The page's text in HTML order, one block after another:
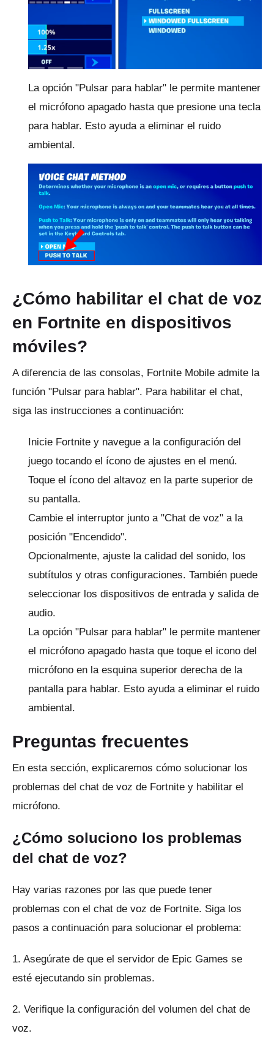
La opción "Pulsar para hablar" le permite mantener
el micrófono apagado hasta que presione una tecla
para hablar. Esto ayuda a eliminar el ruido
ambiental.
¿Cómo habilitar el chat de voz
en Fortnite en dispositivos
móviles?
A diferencia de las consolas, Fortnite Mobile admite la
función "Pulsar para hablar". Para habilitar el chat,
siga las instrucciones a continuación:
Inicie Fortnite y navegue a la configuración del
juego tocando el ícono de ajustes en el menú.
Toque el ícono del altavoz en la parte superior de
su pantalla.
Cambie el interruptor junto a "Chat de voz" a la
posición "Encendido".
Opcionalmente, ajuste la calidad del sonido, los
subtítulos y otras configuraciones. También puede
seleccionar los dispositivos de entrada y salida de
audio.
La opción "Pulsar para hablar" le permite mantener
el micrófono apagado hasta que toque el icono del
micrófono en la esquina superior derecha de la
pantalla para hablar. Esto ayuda a eliminar el ruido
ambiental.
Preguntas frecuentes
En esta sección, explicaremos cómo solucionar los
problemas del chat de voz de Fortnite y habilitar el
micrófono.
¿Cómo soluciono los problemas
del chat de voz?
Hay varias razones por las que puede tener
problemas con el chat de voz de Fortnite. Siga los
pasos a continuación para solucionar el problema:
1. Asegúrate de que el servidor de Epic Games se
esté ejecutando sin problemas.
2. Verifique la configuración del volumen del chat de
voz.